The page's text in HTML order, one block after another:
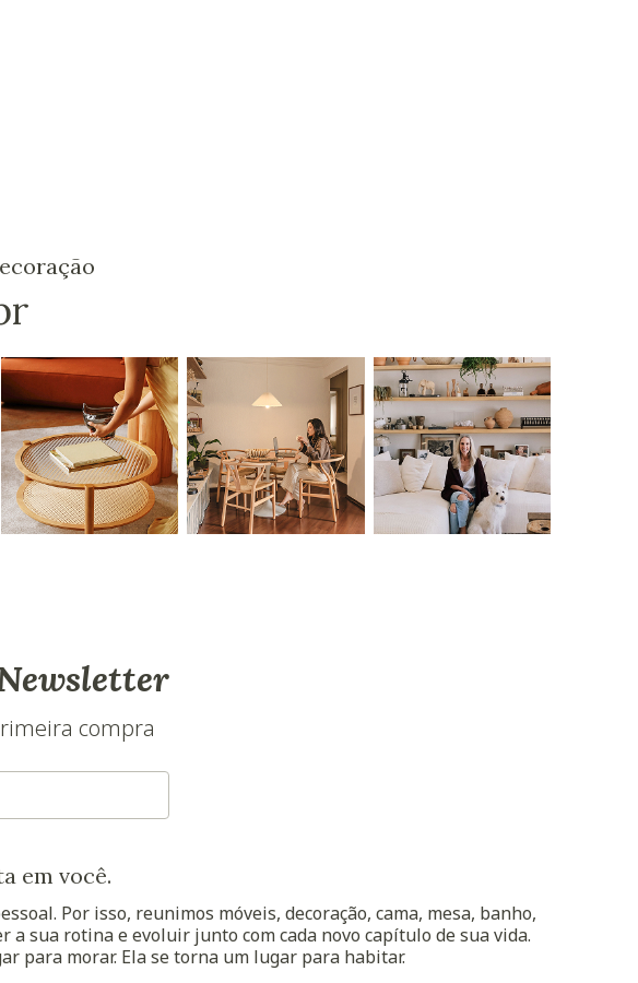
compra
em você.
Por isso, reunimos móveis, decoração, cama, mesa, banho,
sua rotina e evoluir junto com cada novo capítulo de sua vida.
para morar. Ela se torna um lugar para habitar.